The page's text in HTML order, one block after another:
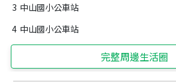
3 中山國小公車站
4 中山國小公車站
完整周邊生活圈